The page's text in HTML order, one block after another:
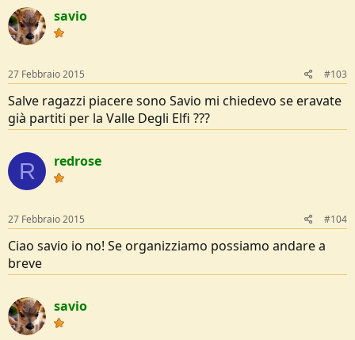
savio
27 Febbraio 2015 #103
Salve ragazzi piacere sono Savio mi chiedevo se eravate
già partiti per la Valle Degli Elfi ???
R redrose
27 Febbraio 2015 #104
Ciao savio io no! Se organizziamo possiamo andare a
breve
savio